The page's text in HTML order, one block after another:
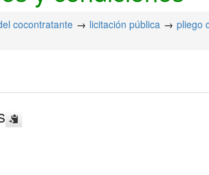
cocontratante licitación pública
pliego